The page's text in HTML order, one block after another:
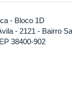
- Bloco 1D
- 2121 - Bairro
38400-902